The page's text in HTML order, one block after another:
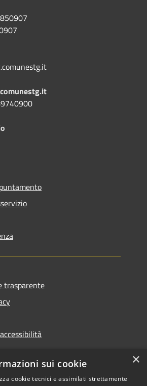
trasparente
×
sui cookie
cookie tecnici e assimilati strettamente